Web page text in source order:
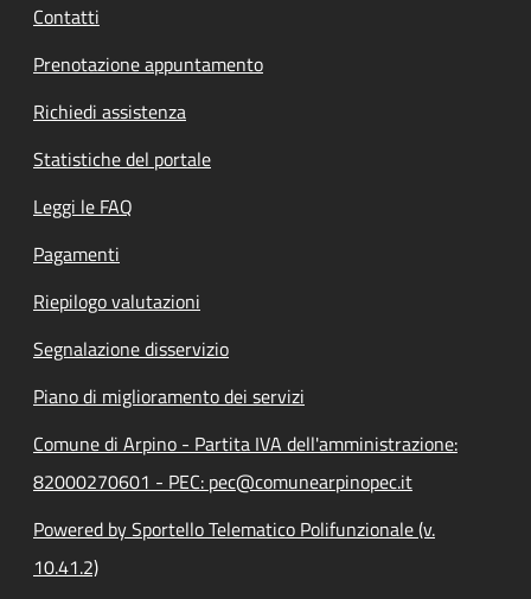
Contatti
Prenotazione appuntamento
Richiedi assistenza
Statistiche del portale
Leggi le FAQ
Pagamenti
Riepilogo valutazioni
Segnalazione disservizio
Piano di miglioramento dei servizi
Comune di Arpino - Partita IVA dell'amministrazione:
82000270601 - PEC: pec@comunearpinopec.it
Powered by Sportello Telematico Polifunzionale (v.
10.41.2)